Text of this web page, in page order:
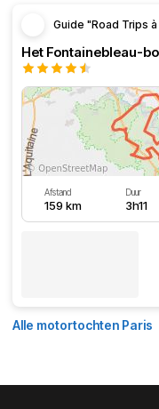
Guide "Road Trips
Het Fontainebleau-
Afstand
159 km
Duur
3h11
Alle motortochten Paris